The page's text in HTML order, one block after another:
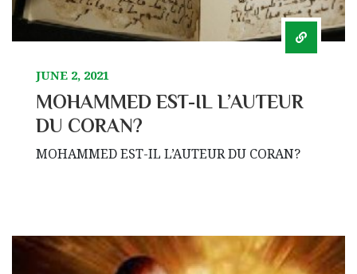
JUNE 2, 2021
MOHAMMED EST-IL L’AUTEUR
DU CORAN?
MOHAMMED EST-IL L’AUTEUR DU CORAN?